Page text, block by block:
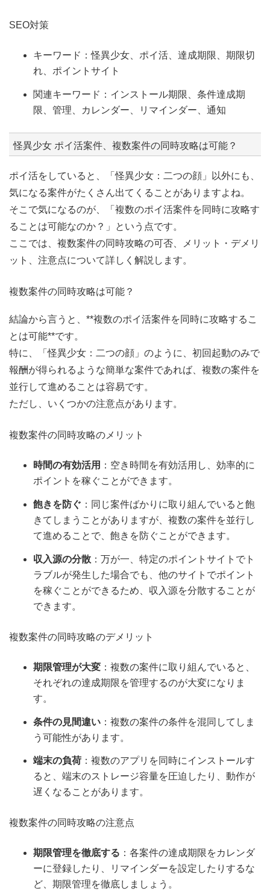
SEO対策
キーワード：怪異少女、ポイ活、達成期限、期限切
れ、ポイントサイト
関連キーワード：インストール期限、条件達成期
限、管理、カレンダー、リマインダー、通知
怪異少女 ポイ活案件、複数案件の同時攻略は可能？
ポイ活をしていると、「怪異少女：二つの顔」以外にも、
気になる案件がたくさん出てくることがありますよね。
そこで気になるのが、「複数のポイ活案件を同時に攻略す
ることは可能なのか？」という点です。
ここでは、複数案件の同時攻略の可否、メリット・デメリ
ット、注意点について詳しく解説します。
複数案件の同時攻略は可能？
結論から言うと、**複数のポイ活案件を同時に攻略するこ
とは可能**です。
特に、「怪異少女：二つの顔」のように、初回起動のみで
報酬が得られるような簡単な案件であれば、複数の案件を
並行して進めることは容易です。
ただし、いくつかの注意点があります。
複数案件の同時攻略のメリット
時間の有効活用 ：空き時間を有効活用し、効率的に
ポイントを稼ぐことができます。
飽きを防ぐ ：同じ案件ばかりに取り組んでいると飽
きてしまうことがありますが、複数の案件を並行し
て進めることで、飽きを防ぐことができます。
収入源の分散 ：万が一、特定のポイントサイトでト
ラブルが発生した場合でも、他のサイトでポイント
を稼ぐことができるため、収入源を分散することが
できます。
複数案件の同時攻略のデメリット
期限管理が大変 ：複数の案件に取り組んでいると、
それぞれの達成期限を管理するのが大変になりま
す。
条件の見間違い ：複数の案件の条件を混同してしま
う可能性があります。
端末の負荷 ：複数のアプリを同時にインストールす
ると、端末のストレージ容量を圧迫したり、動作が
遅くなることがあります。
複数案件の同時攻略の注意点
期限管理を徹底する ：各案件の達成期限をカレンダ
ーに登録したり、リマインダーを設定したりするな
ど、期限管理を徹底しましょう。